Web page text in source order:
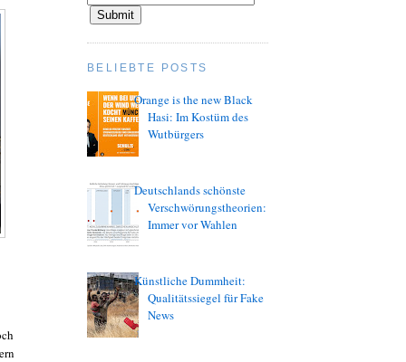
BELIEBTE POSTS
Orange is the new Black
Hasi: Im Kostüm des
Wutbürgers
Deutschlands schönste
Verschwörungstheorien:
Immer vor Wahlen
Künstliche Dummheit:
Qualitätssiegel für Fake
News